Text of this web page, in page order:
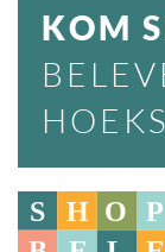
KOM